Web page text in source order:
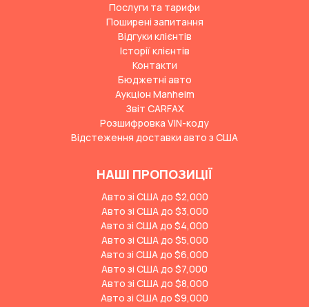
Послуги та тарифи
Поширені запитання
Відгуки клієнтів
Історії клієнтів
Контакти
Бюджетні авто
Аукціон Manheim
Звіт CARFAX
Розшифровка VIN-коду
Відстеження доставки авто з США
НАШІ ПРОПОЗИЦІЇ
Авто зі США до $2,000
Авто зі США до $3,000
Авто зі США до $4,000
Авто зі США до $5,000
Авто зі США до $6,000
Авто зі США до $7,000
Авто зі США до $8,000
Авто зі США до $9,000